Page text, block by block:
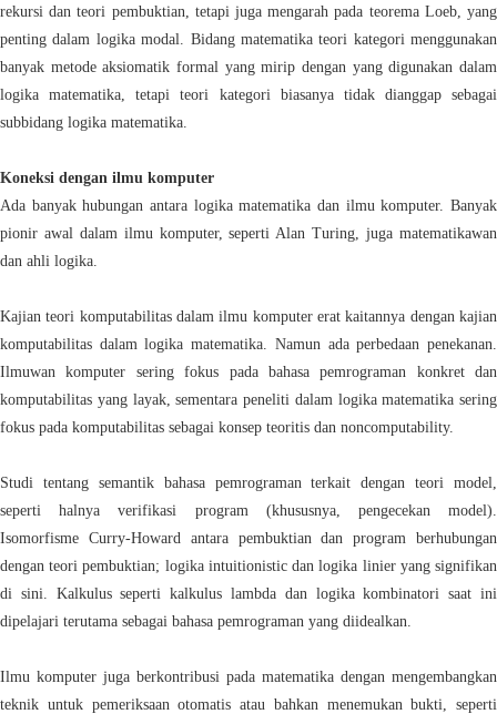
rekursi dan teori pembuktian, tetapi juga mengarah pada teorema Loeb, yang
penting dalam logika modal. Bidang matematika teori kategori menggunakan
banyak metode aksiomatik formal yang mirip dengan yang digunakan dalam
logika matematika, tetapi teori kategori biasanya tidak dianggap sebagai
subbidang logika matematika.
Koneksi dengan ilmu komputer
Ada banyak hubungan antara logika matematika dan ilmu komputer. Banyak
pionir awal dalam ilmu komputer, seperti Alan Turing, juga matematikawan
dan ahli logika.
Kajian teori komputabilitas dalam ilmu komputer erat kaitannya dengan kajian
komputabilitas dalam logika matematika. Namun ada perbedaan penekanan.
Ilmuwan komputer sering fokus pada bahasa pemrograman konkret dan
komputabilitas yang layak, sementara peneliti dalam logika matematika sering
fokus pada komputabilitas sebagai konsep teoritis dan noncomputability.
Studi tentang semantik bahasa pemrograman terkait dengan teori model,
seperti halnya verifikasi program (khususnya, pengecekan model).
Isomorfisme Curry-Howard antara pembuktian dan program berhubungan
dengan teori pembuktian; logika intuitionistic dan logika linier yang signifikan
di sini. Kalkulus seperti kalkulus lambda dan logika kombinatori saat ini
dipelajari terutama sebagai bahasa pemrograman yang diidealkan.
Ilmu komputer juga berkontribusi pada matematika dengan mengembangkan
teknik untuk pemeriksaan otomatis atau bahkan menemukan bukti, seperti